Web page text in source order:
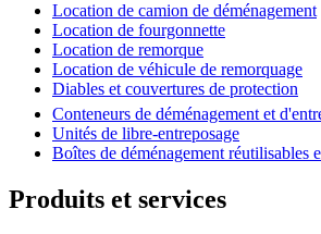
Location de camion de déménagement
Location de fourgonnette
Location de remorque
Location de véhicule de remorquage
Diables et couvertures de protection
Conteneurs de déménagement et
Unités de libre-entreposage
Boîtes de déménagement réutilisables
Produits et services